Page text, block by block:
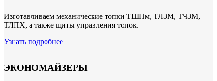
Изготавливаем механические топки ТШПм, ТЛЗМ, ТЧЗМ,
ТЛПХ, а также щиты управления топок.
Узнать подробнее
ЭКОНОМАЙЗЕРЫ